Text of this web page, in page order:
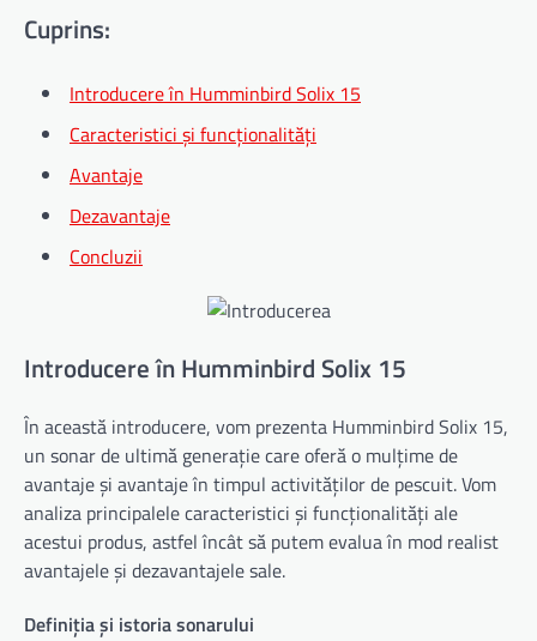
Cuprins:
Introducere în Humminbird Solix 15
Caracteristici și funcționalități
Avantaje
Dezavantaje
Concluzii
Introducere în Humminbird Solix 15
În această introducere, vom prezenta Humminbird Solix 15,
un sonar de ultimă generație care oferă o mulțime de
avantaje și avantaje în timpul activităților de pescuit. Vom
analiza principalele caracteristici și funcționalități ale
acestui produs, astfel încât să putem evalua în mod realist
avantajele și dezavantajele sale.
Definiția și istoria sonarului